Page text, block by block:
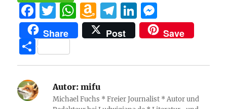
F
a
c
e
o
T
w
it
te
W
h
at
p
A
m
a
n
T
el
e
a
Li
n
k
e
ss
g
Share Post Save
T
ei
le
n
Autor: mifu
Michael Fuchs * Freier Journalist * Autor und